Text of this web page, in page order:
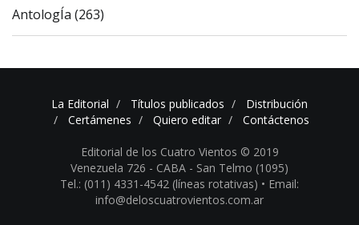
AntologÍa (263)
La Editorial Títulos publicados
Distribución
Certámenes
Quiero editar Contáctenos
Editorial de los Cuatro Vientos © 2019
Venezuela 726 - CABA - San Telmo (1095)
Tel.: (011) 4331-4542 (líneas rotativas) • Email:
info@deloscuatrovientos.com.ar